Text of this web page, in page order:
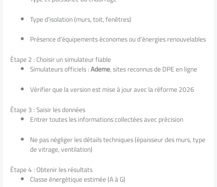
Type d’isolation (murs, toit, fenêtres)
Présence d’équipements économes ou d’énergies renouvelables
Étape 2 : Choisir un simulateur fiable
Simulateurs officiels :Ademe, sites reconnus de DPE en ligne
Vérifier que la version est mise à jour avec la réforme 2026
Étape 3 : Saisir les données
Entrer toutes les informations collectées avec précision
Ne pas négliger les détails techniques (épaisseur des murs, type
de vitrage, ventilation)
Étape 4 : Obtenir les résultats
Classe énergétique estimée (A à G)